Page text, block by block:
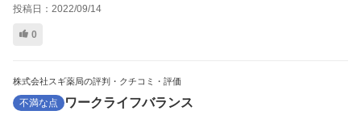
投稿日： 2022/09/14
0
株式会社スギ薬局の評判・クチコミ・評価
不満な点 ワークライフバランス